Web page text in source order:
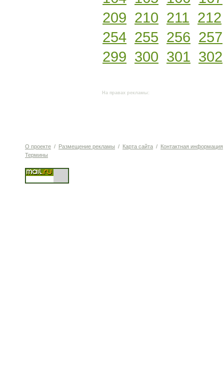
209 210 211 212
254 255 256 257
299 300 301 302
На правах рекламы:
О проекте / Размещение рекламы / Карта сайта / Контактная информация
Термины